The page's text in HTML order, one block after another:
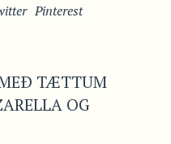
Pinterest
TÆTTUM
OG